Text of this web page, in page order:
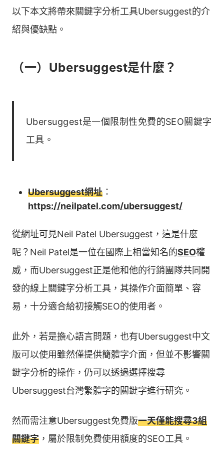
以下本文將帶來關鍵字分析工具Ubersuggest的介
紹與優缺點。
（一）Ubersuggest是什麼？
Ubersuggest是一個限制性免費的SEO關鍵字
工具。
Ubersuggest網址 ：
https://neilpatel.com/ubersuggest/
從網址可見Neil Patel Ubersuggest，這是什麼
呢？Neil Patel是一位在國際上相當知名的SEO權
威，而Ubersuggest正是他和他的行銷團隊共同開
發的線上關鍵字分析工具，其操作介面簡單、容
易，十分適合給初接觸SEO的使用者。
此外，若是擔心語言問題，也有Ubersuggest中文
版可以使用雖然僅提供簡體字介面，但並不影響關
鍵字分析的操作，仍可以透過選擇搜尋
Ubersuggest台灣繁體字的關鍵字進行研究。
然而需注意Ubersuggest免費版一天僅能搜尋3組
關鍵字 ，屬於限制免費使用額度的SEO工具。